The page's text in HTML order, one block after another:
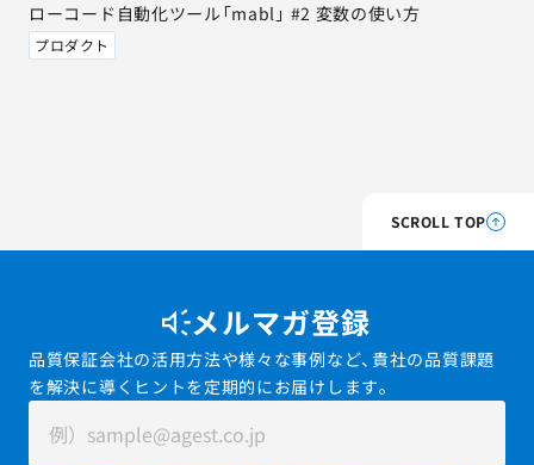
ローコード自動化ツール「mabl」 #2 変数の使い方
プロダクト
SCROLL TOP
メルマガ登録
品質保証会社の活用方法や様々な事例など、貴社の品質課題
を解決に導くヒントを定期的にお届けします。